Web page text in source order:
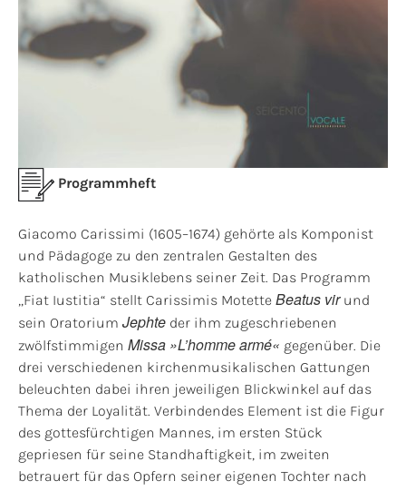
Programmheft
Giacomo Carissimi (1605–1674) gehörte als Komponist
und Pädagoge zu den zentralen Gestalten des
katholischen Musiklebens seiner Zeit. Das Programm
„Fiat Iustitia“ stellt Carissimis Motette Beatus virund
sein Oratorium Jephte der ihm zugeschriebenen
zwölfstimmigen Missa »L’homme armé« gegenüber. Die
drei verschiedenen kirchenmusikalischen Gattungen
beleuchten dabei ihren jeweiligen Blickwinkel auf das
Thema der Loyalität. Verbindendes Element ist die Figur
des gottesfürchtigen Mannes, im ersten Stück
gepriesen für seine Standhaftigkeit, im zweiten
betrauert für das Opfern seiner eigenen Tochter nach